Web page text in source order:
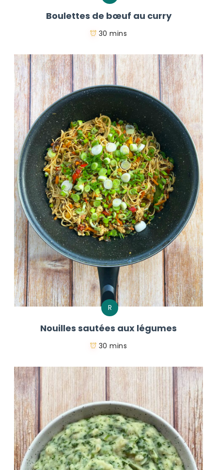
Boulettes de bœuf au curry
30 mins
R
Nouilles sautées aux légumes
30 mins